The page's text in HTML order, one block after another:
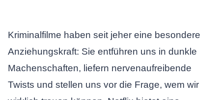
Kriminalfilme haben seit jeher eine besondere
Anziehungskraft: Sie entführen uns in dunkle
Machenschaften, liefern nervenaufreibende
Twists und stellen uns vor die Frage, wem wir